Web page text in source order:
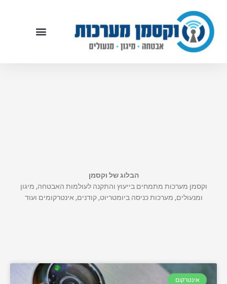
הבלוג של וקסמן
וקסמן מערכות מתמחים בייעוץ והתקנה לעולמות האבטחה, מיגון
ומנעולים, מערכות כניסה ביומטריוט, קודנים, אינטרקומים ועוד
אינטרקום